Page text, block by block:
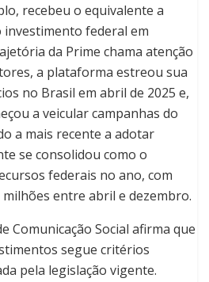
recebeu o equivalente a
investimento federal em
da Prime chama atenção
a plataforma estreou sua
no Brasil em abril de 2025 e,
a veicular campanhas do
a mais recente a adotar
se consolidou como o
federais no ano, com
entre abril e dezembro.
Comunicação Social afirma que
segue critérios
pela legislação vigente.